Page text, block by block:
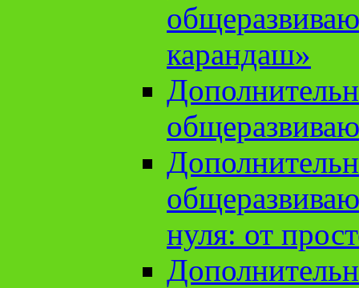
карандаш»
нуля: от